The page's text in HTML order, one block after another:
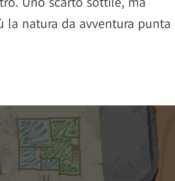
la natura da avventura punta